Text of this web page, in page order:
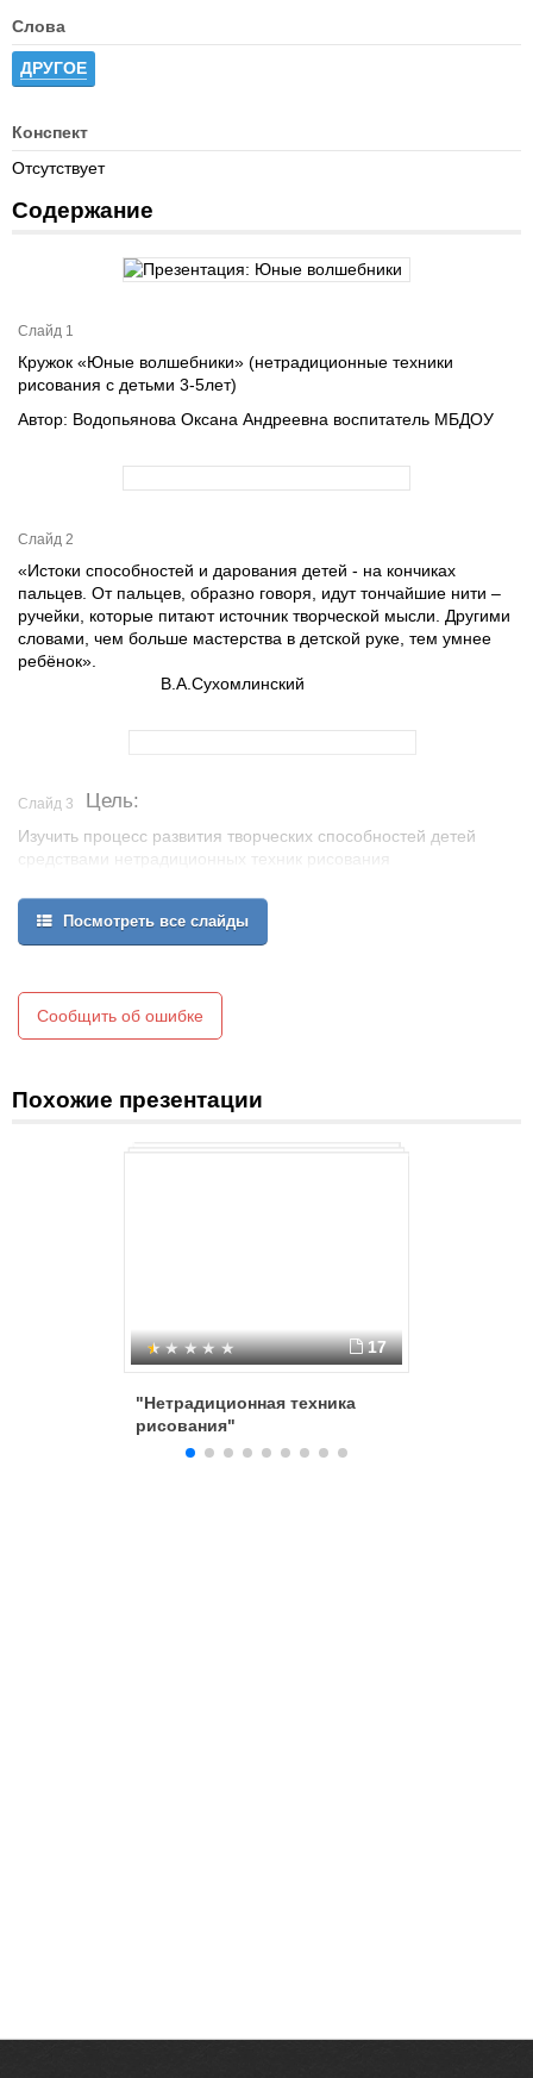
Слова
ДРУГОЕ
Конспект
Отсутствует
Содержание
Слайд 1
Кружок «Юные волшебники» (нетрадиционные техники
рисования с детьми 3-5лет)
Автор: Водопьянова Оксана Андреевна воспитатель МБДОУ
Слайд 2
«Истоки способностей и дарования детей - на кончиках
пальцев. От пальцев, образно говоря, идут тончайшие нити –
ручейки, которые питают источник творческой мысли. Другими
словами, чем больше мастерства в детской руке, тем умнее
ребёнок».
В.А.Сухомлинский
Слайд 3 Цель:
Изучить процесс развития творческих способностей детей
средствами нетрадиционных техник рисования
действительности на основе ознакомления с нетрадиционными
техниками рисования.
Расширять представления о многообразии нетрадиционных
Совершенствовать технические умения и навыки рисования
Посмотреть все слайды
Сообщить об ошибке
Похожие презентации
17
"Нетрадиционная техника
рисования"